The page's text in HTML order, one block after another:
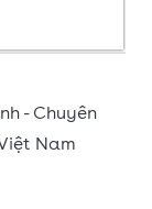
- Chuyên
Nam